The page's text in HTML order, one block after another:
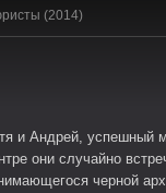
(2014)
и Андрей, успешный
они случайно
черной